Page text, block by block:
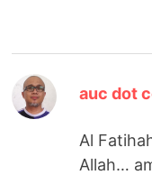
auc dot
Al
Allah…